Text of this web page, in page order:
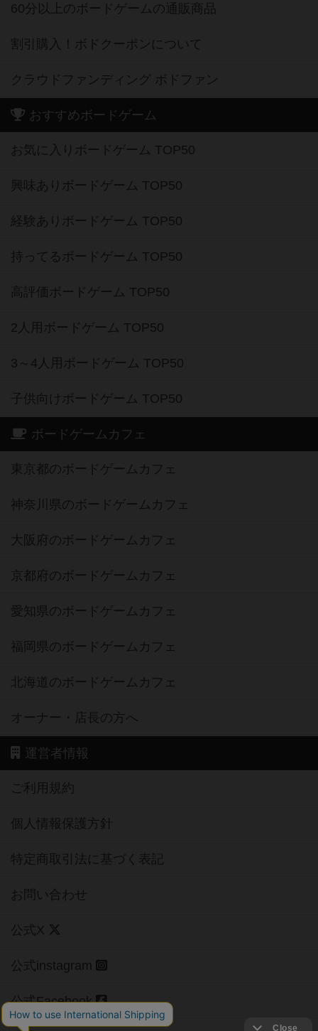
60分以上のボードゲームの通販商品
割引購入！ボドクーポンについて
クラウドファンディング ボドファン
おすすめボードゲーム
お気に入りボードゲーム TOP50
興味ありボードゲーム TOP50
経験ありボードゲーム TOP50
持ってるボードゲーム TOP50
高評価ボードゲーム TOP50
2人用ボードゲーム TOP50
3～4人用ボードゲーム TOP50
子供向けボードゲーム TOP50
ボードゲームカフェ
東京都のボードゲームカフェ
神奈川県のボードゲームカフェ
大阪府のボードゲームカフェ
京都府のボードゲームカフェ
愛知県のボードゲームカフェ
福岡県のボードゲームカフェ
北海道のボードゲームカフェ
オーナー・店長の方へ
運営者情報
ご利用規約
個人情報保護方針
特定商取引法に基づく表記
お問い合わせ
公式X
公式instagram
公式Facebook